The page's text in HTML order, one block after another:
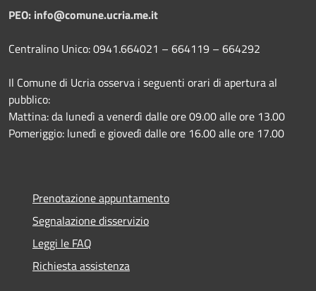
PEO: info@comune.ucria.me.it
Centralino Unico: 0941.664021 – 664119 – 664292
Il Comune di Ucria osserva i seguenti orari di apertura al
pubblico:
Mattina: da lunedì a venerdì dalle ore 09.00 alle ore 13.00
Pomeriggio: lunedì e giovedì dalle ore 16.00 alle ore 17.00
Prenotazione appuntamento
Segnalazione disservizio
Leggi le FAQ
Richiesta assistenza